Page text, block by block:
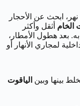
ابحث عن الأحجار
الخام أثقل وأكثر
بعد هطول الأمطار،
لمجاري الأنهار أو
بينها وبين الياقوت